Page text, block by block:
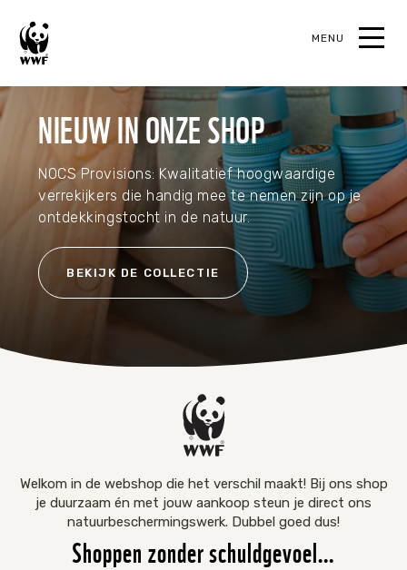
MENU
NIEUW IN ONZE SHOP
NOCS Provisions: Kwalitatief hoogwaardige
verrekijkers die handig mee te nemen zijn op je
ontdekkingstocht in de natuur.
BEKIJK DE COLLECTIE
Welkom in de webshop die het verschil maakt! Bij ons shop
je duurzaam én met jouw aankoop steun je direct ons
natuurbeschermingswerk. Dubbel goed dus!
Shoppen zonder schuldgevoel…
Wat we doen
Onze focus
Kom in actie
Met tijd
Bedreigde dieren
Dolfijn
Koraal
Leeuw
Jeugd
Sluit je aan
Webshop
Koopjeshoek
Speelgoed